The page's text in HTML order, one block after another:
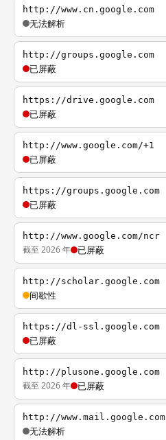
http://www.cn.google.com
无法解析
http://groups.google.com
已屏蔽
https://drive.google.com
已屏蔽
http://www.google.com/+1
已屏蔽
https://groups.google.com
已屏蔽
http://www.google.com/ncr
截至 2026 年 已屏蔽
http://scholar.google.com
间歇性
https://dl-ssl.google.com
已屏蔽
http://plusone.google.com
截至 2026 年 已屏蔽
http://www.mail.google.com
无法解析